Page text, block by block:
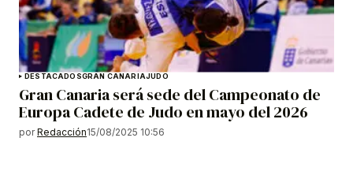
DESTACADOSGRAN CANARIAJUDO
Gran Canaria será sede del Campeonato de
Europa Cadete de Judo en mayo del 2026
por Redacción15/08/2025 10:56